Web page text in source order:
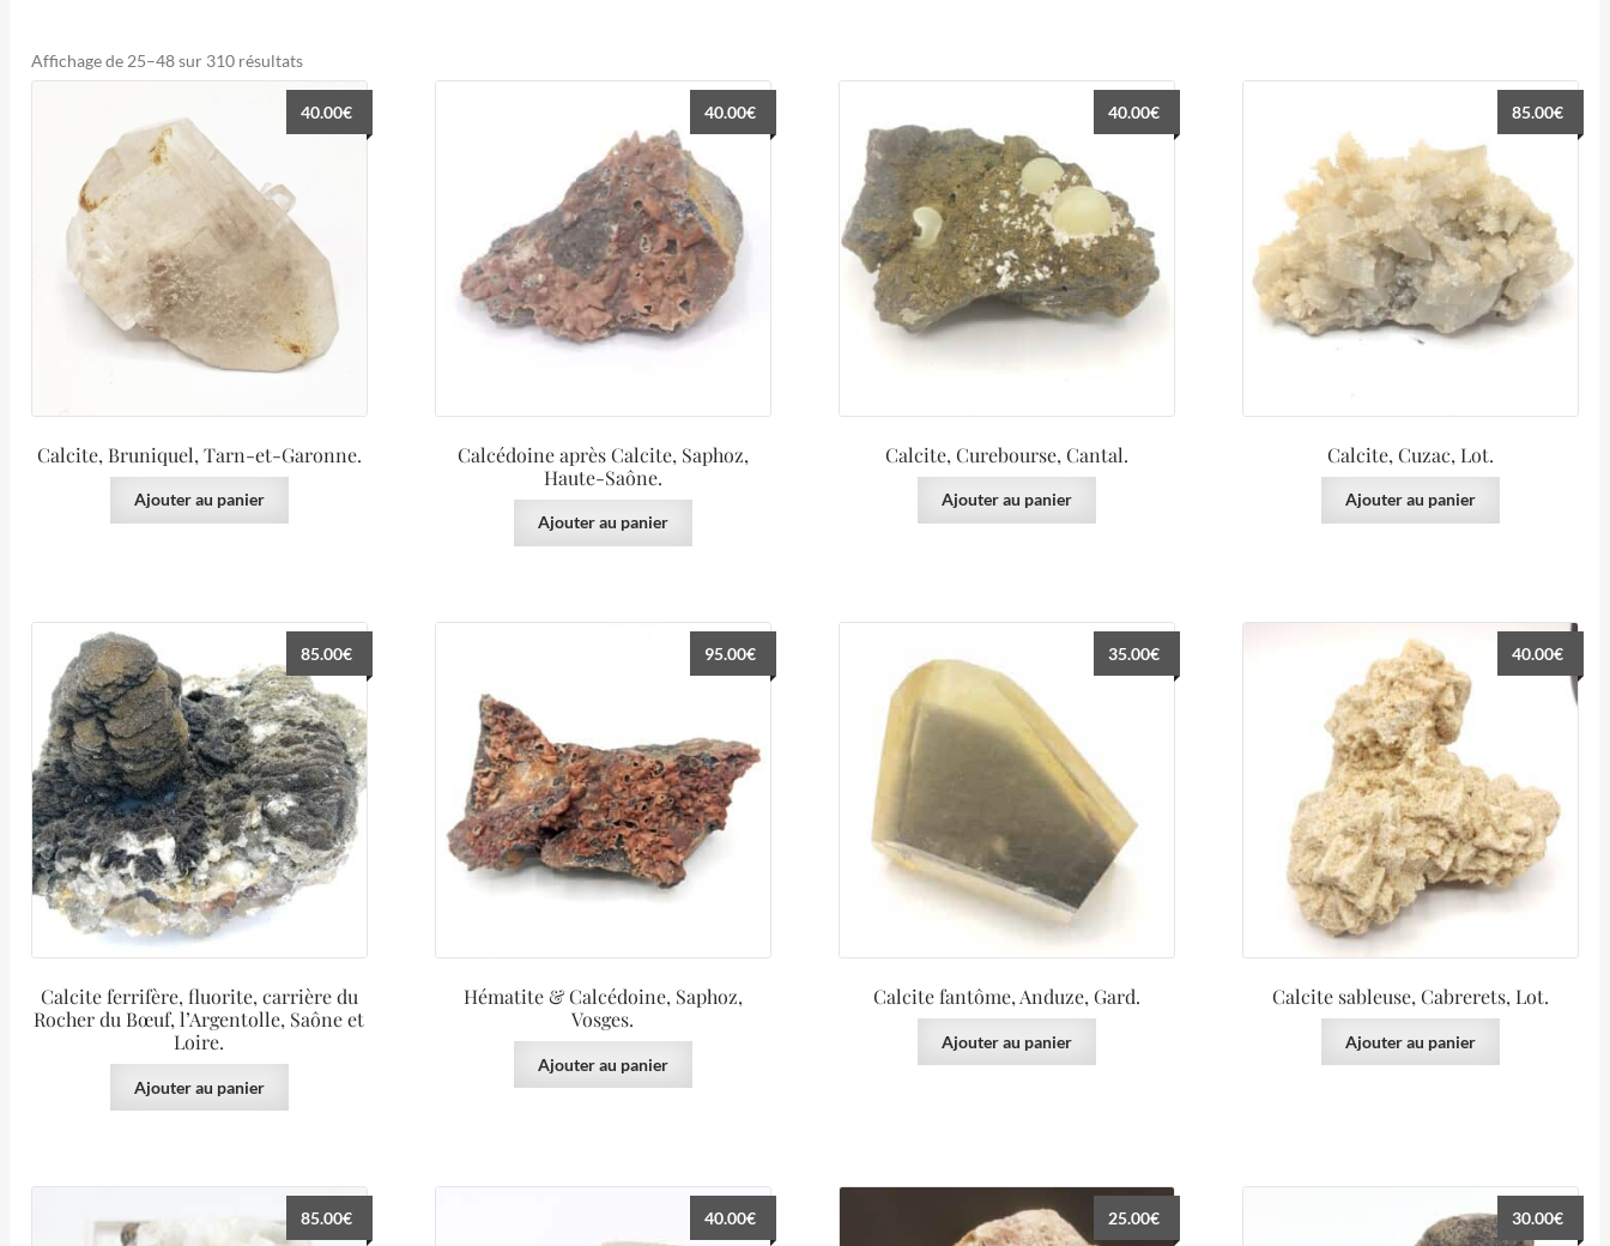
Affichage de 25–48 sur 310 résultatsTrié
du
plus
récent
Calcite, Bruniquel, Tarn-et-Garonne.
40.00€
Ajouter au panier
Calcédoine après Calcite, Saphoz,
Haute-Saône.
40.00€
Ajouter au panier
Calcite, Curebourse, Cantal.
40.00€
Ajouter au panier
Calcite, Cuzac, Lot.
85.00€
Ajouter au panier
Calcite ferrifère, fluorite, carrière du
Rocher du Bœuf, l’Argentolle, Saône et
Loire.
85.00€
Ajouter au panier
Hématite & Calcédoine, Saphoz,
Vosges.
95.00€
Ajouter au panier
Calcite fantôme, Anduze, Gard.
35.00€
Ajouter au panier
Calcite sableuse, Cabrerets, Lot.
40.00€
Ajouter au panier
85.00€ 40.00€ 25.00€ 30.00€